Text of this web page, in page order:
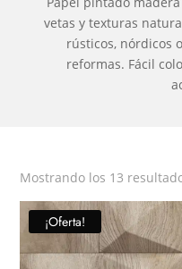
vetas y texturas
rústicos, nórdicos
reformas. Fácil
Mostrando los 13
¡Oferta!